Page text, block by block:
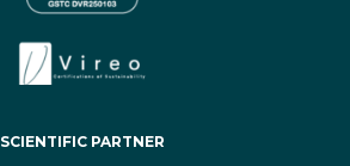
SCIENTIFIC PARTNER